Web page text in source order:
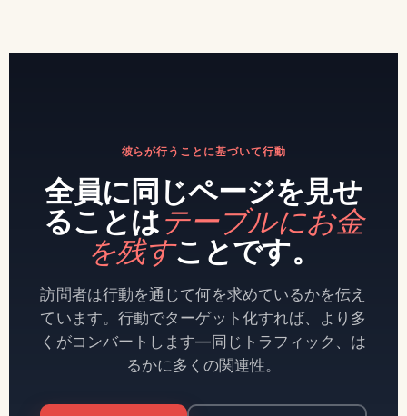
彼らが行うことに基づいて行動
全員に同じページを見せ
ることはテーブルにお金
を残すことです。
訪問者は行動を通じて何を求めているかを伝え
ています。行動でターゲット化すれば、より多
くがコンバートします—同じトラフィック、は
るかに多くの関連性。